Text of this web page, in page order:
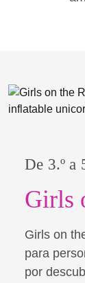
Girls
De 3.º a
Girls on
para
por